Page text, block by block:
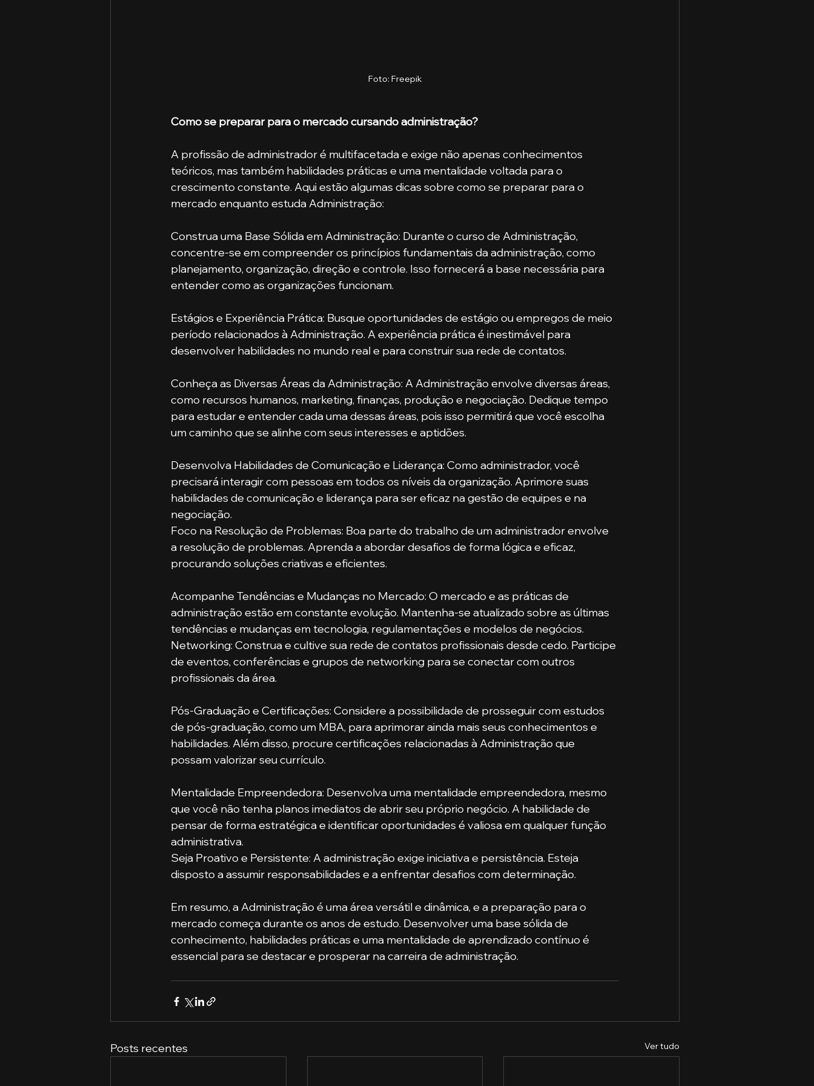
Foto: Freepik
Como se preparar para o mercado cursando administração?
A profissão de administrador é multifacetada e exige não apenas conhecimentos
teóricos, mas também habilidades práticas e uma mentalidade voltada para o
crescimento constante. Aqui estão algumas dicas sobre como se preparar para o
mercado enquanto estuda Administração:
Construa uma Base Sólida em Administração: Durante o curso de Administração,
concentre-se em compreender os princípios fundamentais da administração, como
planejamento, organização, direção e controle. Isso fornecerá a base necessária para
entender como as organizações funcionam.
Estágios e Experiência Prática: Busque oportunidades de estágio ou empregos de meio
período relacionados à Administração. A experiência prática é inestimável para
desenvolver habilidades no mundo real e para construir sua rede de contatos.
Conheça as Diversas Áreas da Administração: A Administração envolve diversas áreas,
como recursos humanos, marketing, finanças, produção e negociação. Dedique tempo
para estudar e entender cada uma dessas áreas, pois isso permitirá que você escolha
um caminho que se alinhe com seus interesses e aptidões.
Desenvolva Habilidades de Comunicação e Liderança: Como administrador, você
precisará interagir com pessoas em todos os níveis da organização. Aprimore suas
habilidades de comunicação e liderança para ser eficaz na gestão de equipes e na
negociação.
Foco na Resolução de Problemas: Boa parte do trabalho de um administrador envolve
a resolução de problemas. Aprenda a abordar desafios de forma lógica e eficaz,
procurando soluções criativas e eficientes.
Acompanhe Tendências e Mudanças no Mercado: O mercado e as práticas de
administração estão em constante evolução. Mantenha-se atualizado sobre as últimas
tendências e mudanças em tecnologia, regulamentações e modelos de negócios.
Networking: Construa e cultive sua rede de contatos profissionais desde cedo. Participe
de eventos, conferências e grupos de networking para se conectar com outros
profissionais da área.
Pós-Graduação e Certificações: Considere a possibilidade de prosseguir com estudos
de pós-graduação, como um MBA, para aprimorar ainda mais seus conhecimentos e
habilidades. Além disso, procure certificações relacionadas à Administração que
possam valorizar seu currículo.
Mentalidade Empreendedora: Desenvolva uma mentalidade empreendedora, mesmo
que você não tenha planos imediatos de abrir seu próprio negócio. A habilidade de
pensar de forma estratégica e identificar oportunidades é valiosa em qualquer função
administrativa.
Seja Proativo e Persistente: A administração exige iniciativa e persistência. Esteja
disposto a assumir responsabilidades e a enfrentar desafios com determinação.
Em resumo, a Administração é uma área versátil e dinâmica, e a preparação para o
mercado começa durante os anos de estudo. Desenvolver uma base sólida de
conhecimento, habilidades práticas e uma mentalidade de aprendizado contínuo é
essencial para se destacar e prosperar na carreira de administração.
Posts recentes Ver tudo